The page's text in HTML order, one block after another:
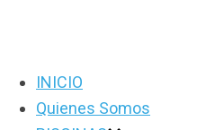
INICIO
Quienes Somos